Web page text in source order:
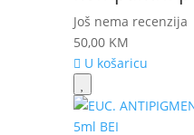
Još nema recenzija
50,00 KM
U košaricu